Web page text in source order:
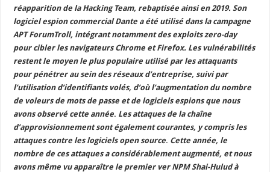
réapparition de la Hacking Team, rebaptisée ainsi en 2019. Son
logiciel espion commercial Dante a été utilisé dans la campagne
APT ForumTroll, intégrant notamment des exploits zero-day
pour cibler les navigateurs Chrome et Firefox. Les vulnérabilités
restent le moyen le plus populaire utilisé par les attaquants
pour pénétrer au sein des réseaux d’entreprise, suivi par
l’utilisation d’identifiants volés, d’où l’augmentation du nombre
de voleurs de mots de passe et de logiciels espions que nous
avons observé cette année. Les attaques de la chaîne
d’approvisionnement sont également courantes, y compris les
attaques contre les logiciels open source. Cette année, le
nombre de ces attaques a considérablement augmenté, et nous
avons même vu apparaître le premier ver NPM Shai-Hulud à